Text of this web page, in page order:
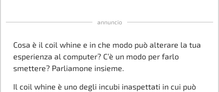
annuncio
Cosa è il coil whine e in che modo può alterare la tua
esperienza al computer? C’è un modo per farlo
smettere? Parliamone insieme.
Il coil whine è uno degli incubi inaspettati in cui può